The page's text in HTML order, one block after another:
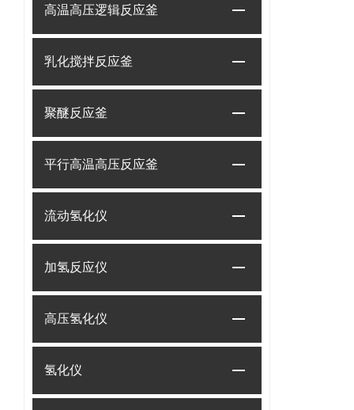
高温高压逻辑反应釜
乳化搅拌反应釜
聚醚反应釜
平行高温高压反应釜
流动氢化仪
加氢反应仪
高压氢化仪
氢化仪